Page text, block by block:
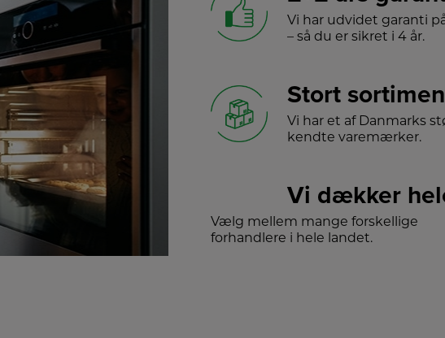
Vi har udvidet garanti
– så du er sikret i 4 år.
Stort
Vi har et af Danmarks
kendte varemærker.
Vi dækker
Vælg mellem mange forskellige
forhandlere i hele landet.